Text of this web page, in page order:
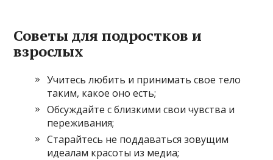
Советы для подростков и
взрослых
Учитесь любить и принимать свое тело
таким, какое оно есть;
Обсуждайте с близкими свои чувства и
переживания;
Старайтесь не поддаваться зовущим
идеалам красоты из медиа;